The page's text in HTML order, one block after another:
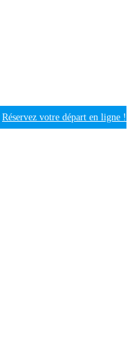
Réservez votre départ en ligne !